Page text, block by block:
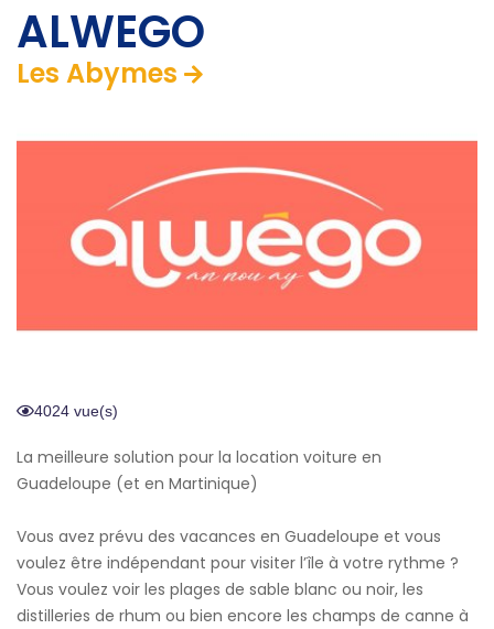
ALWEGO
Les Abymes
4024 vue(s)
La meilleure solution pour la location voiture en
Guadeloupe (et en Martinique)
Vous avez prévu des vacances en Guadeloupe et vous
voulez être indépendant pour visiter l’île à votre rythme ?
Vous voulez voir les plages de sable blanc ou noir, les
distilleries de rhum ou bien encore les champs de canne à